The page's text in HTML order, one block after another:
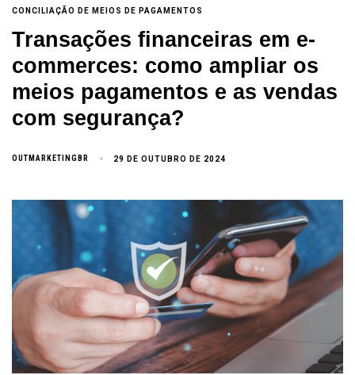
CONCILIAÇÃO DE MEIOS DE PAGAMENTOS
Transações financeiras em e-
commerces: como ampliar os
meios pagamentos e as vendas
com segurança?
OUTMARKETINGBR 29 DE OUTUBRO DE 2024